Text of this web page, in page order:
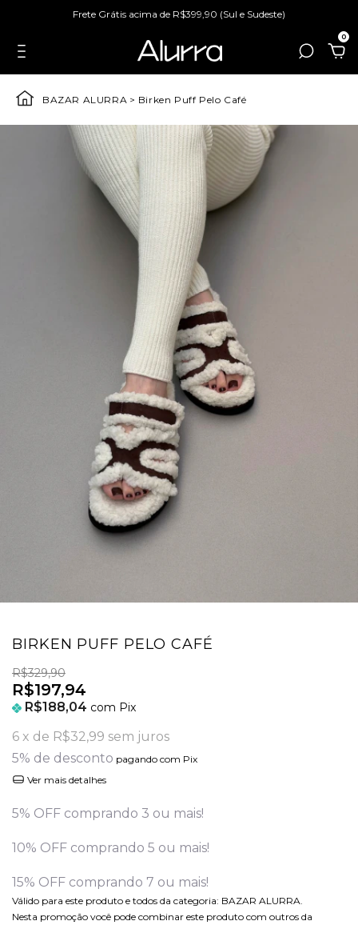
Frete Grátis acima de R$399,90 (Sul e Sudeste)
0
BAZAR ALURRA > Birken Puff Pelo Café
BIRKEN PUFF PELO CAFÉ
R$329,90
R$197,94
R$188,04 com Pix
6 x de R$32,99 sem juros
5% de desconto pagando com Pix
Ver mais detalhes
5% OFF comprando 3 ou mais!
10% OFF comprando 5 ou mais!
15% OFF comprando 7 ou mais!
Válido para este produto e todos da categoria: BAZAR ALURRA.
Nesta promoção você pode combinar este produto com outros da